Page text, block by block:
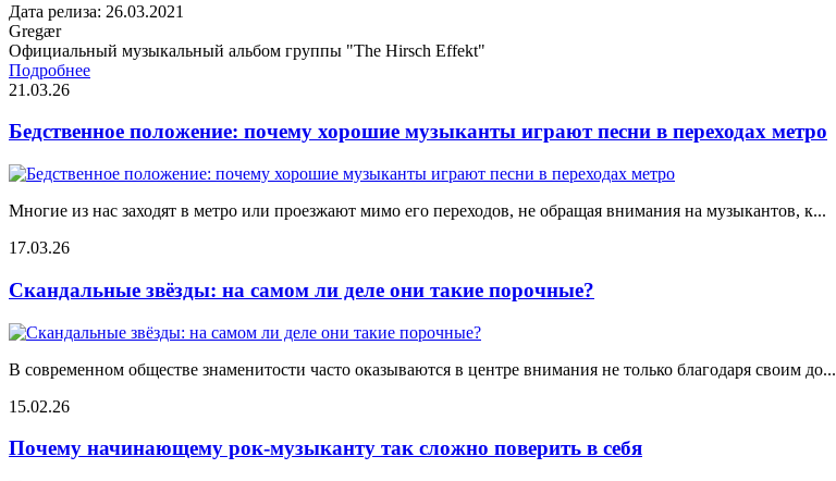
Дата релиза: 26.03.2021
Gregær
Официальный музыкальный альбом группы "The Hirsch Effekt"
Подробнее
21.03.26
Бедственное положение: почему хорошие музыканты играют песни в переходах метро
Многие из нас заходят в метро или проезжают мимо его переходов, не обращая внимания на музыкантов, к...
17.03.26
Скандальные звёзды: на самом ли деле они такие порочные?
В современном обществе знаменитости часто оказываются в центре внимания не только благодаря своим до...
15.02.26
Почему начинающему рок-музыканту так сложно поверить в себя